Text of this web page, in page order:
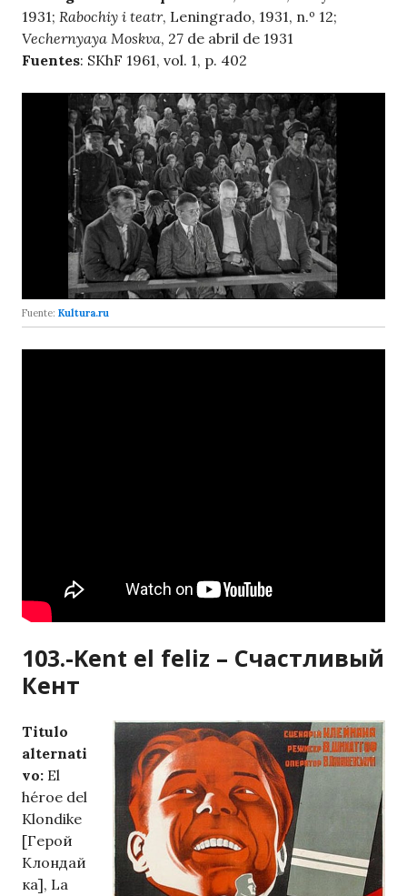
1931; Rabochiy i teatr, Leningrado, 1931, n.º 12;
Vechernyaya Moskva, 27 de abril de 1931
Fuentes: SKhF 1961, vol. 1, p. 402
Fuente: Kultura.ru
103.-Kent el feliz – Счастливый
Кент
Titulo
alternati
vo: El
héroe del
Klondike
[Герой
Клондай
ка], La